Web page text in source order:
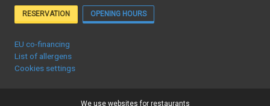
RESERVATION OPENING HOURS
EU co-financing
List of allergens
Cookies settings
We use websites for restaurants